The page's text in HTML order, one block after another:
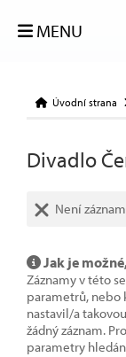
MENU
Úvodní strana
Divadlo
Není záznam
Jak je
Záznamy v této
parametrů, nebo
nastavil/a
žádný záznam.
parametry